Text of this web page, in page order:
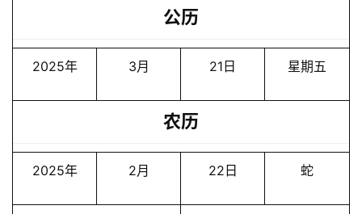
公历
2025年 3月 21日 星期五
农历
2025年 2月 22日 蛇